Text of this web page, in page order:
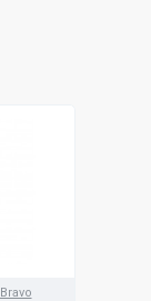
Bravo